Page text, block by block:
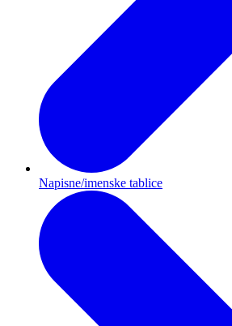
Napisne/imenske tablice